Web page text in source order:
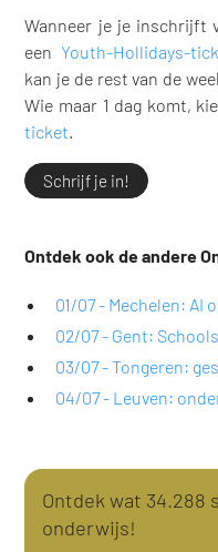
Wanneer je je inschrijft
een Youth-Hollidays-
kan je de rest van de
Wie maar 1 dag komt,
ticket
Schrijf je in!
Ontdek ook de andere
01/07 - Mechelen: AI
02/07 - Gent:
03/07 - Tongeren:
04/07 - Leuven:
Ontdek wat 34.288
onderwijs!